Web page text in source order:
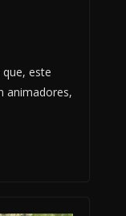
este
animadores,